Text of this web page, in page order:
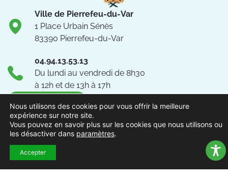
Ville de Pierrefeu-du-Var
1 Place Urbain Sénès
83390 Pierrefeu-du-Var
04.94.13.53.13
Du lundi au vendredi de 8h30
à 12h et de 13h à 17h
Suivez-nous !
Nous utilisons des cookies pour vous offrir la meilleure
expérience sur notre site.
Vous pouvez en savoir plus sur les cookies que nous utilisons ou
les désactiver dans paramètres.
Accepter